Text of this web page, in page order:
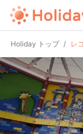
Holiday トップ レ